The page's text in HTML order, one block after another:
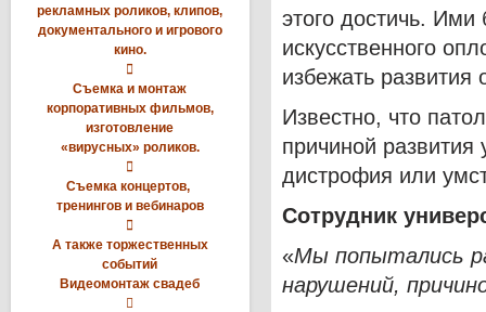
рекламных роликов, клипов,
документального и игрового
кино.

Съемка и монтаж
корпоративных фильмов,
изготовление
«вирусных» роликов.

Съемка концертов,
тренингов и вебинаров

А также торжественных
событий
Видеомонтаж свадеб

этого достичь. Ими
искусственного
избежать
Известно, что
причиной развития
дистрофия или
Сотрудник
«Мы попытались
нарушений,